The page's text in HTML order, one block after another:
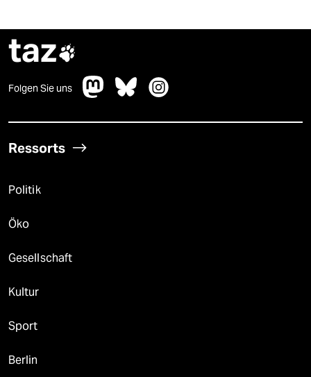
taz
Folgen Sie uns
Ressorts
Politik
Öko
Gesellschaft
Kultur
Sport
Berlin